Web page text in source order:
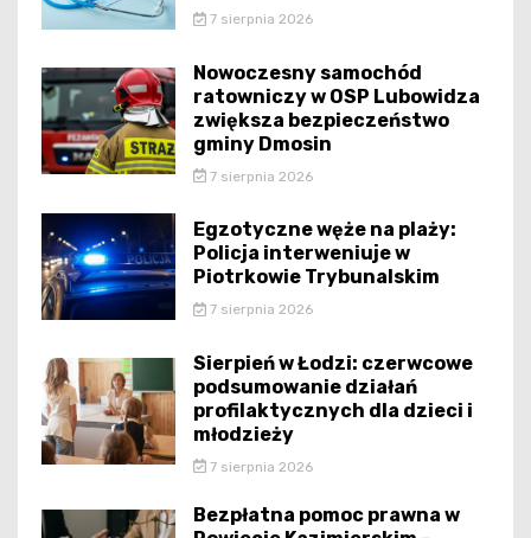
7 sierpnia 2026
Nowoczesny samochód
ratowniczy w OSP Lubowidza
zwiększa bezpieczeństwo
gminy Dmosin
7 sierpnia 2026
Egzotyczne węże na plaży:
Policja interweniuje w
Piotrkowie Trybunalskim
7 sierpnia 2026
Sierpień w Łodzi: czerwcowe
podsumowanie działań
profilaktycznych dla dzieci i
młodzieży
7 sierpnia 2026
Bezpłatna pomoc prawna w